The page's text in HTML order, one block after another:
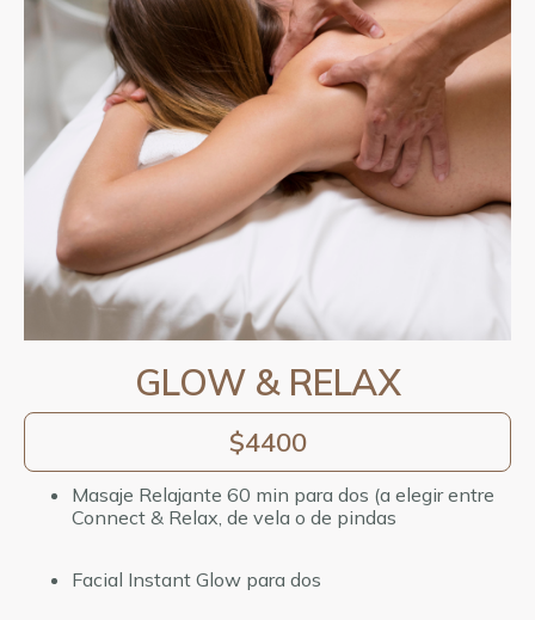
GLOW & RELAX
$4400
Masaje Relajante 60 min para dos (a elegir entre
Connect & Relax, de vela o de pindas
Facial Instant Glow para dos